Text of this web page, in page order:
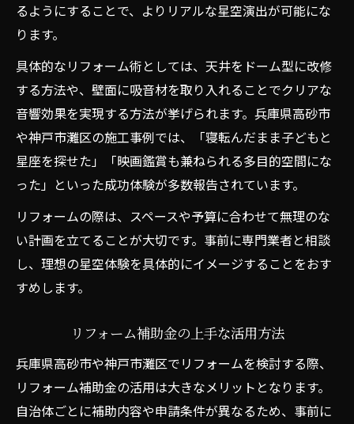
るようにすることで、よりリアルな星空演出が可能にな
ります。
具体的なリフォーム術としては、天井をドーム型に改修
する方法や、壁面に吸音材を取り入れることでクリアな
音響効果を実現する方法が挙げられます。兵庫県高砂市
や神戸市灘区の施工事例では、「寝転んだまま子どもと
星座を探せた」「映画鑑賞も兼ねられる多目的空間にな
った」といった成功体験が多数報告されています。
リフォームの際は、スペースや予算に合わせて無理のな
い計画を立てることが大切です。事前に専門業者と相談
し、理想の星空体験を具体的にイメージすることをおす
すめします。
リフォーム補助金の上手な活用方法
兵庫県高砂市や神戸市灘区でリフォームを検討する際、
リフォーム補助金の活用は大きなメリットとなります。
自治体ごとに補助内容や申請条件が異なるため、事前に